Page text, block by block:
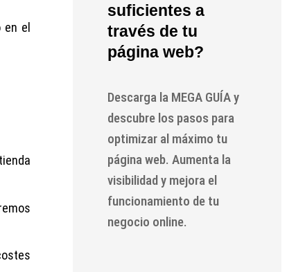
el
suficientes a
través de tu
página web?
Descarga la MEGA GUÍA y
descubre los pasos para
optimizar al máximo tu
página web. Aumenta la
visibilidad y mejora el
funcionamiento de tu
negocio online.